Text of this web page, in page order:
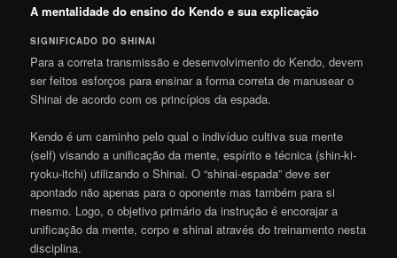
A mentalidade do ensino do Kendo e sua explicação
SIGNIFICADO DO SHINAI
Para a correta transmissão e desenvolvimento do Kendo, devem
ser feitos esforços para ensinar a forma correta de manusear o
Shinai de acordo com os princípios da espada.
Kendo é um caminho pelo qual o indivíduo cultiva sua mente
(self) visando a unificação da mente, espírito e técnica (shin-ki-
ryoku-itchi) utilizando o Shinai. O “shinai-espada” deve ser
apontado não apenas para o oponente mas também para si
mesmo. Logo, o objetivo primário da instrução é encorajar a
unificação da mente, corpo e shinai através do treinamento nesta
disciplina.